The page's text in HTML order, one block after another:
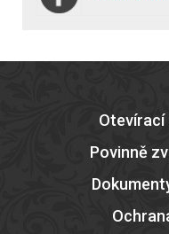
Otevírací
Povinně